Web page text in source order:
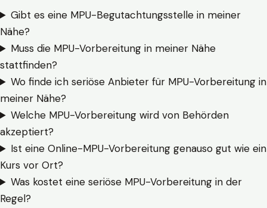
Gibt es eine MPU-Begutachtungsstelle in meiner
Nähe?
Muss die MPU-Vorbereitung in meiner Nähe
stattfinden?
Wo finde ich seriöse Anbieter für MPU-Vorbereitung in
meiner Nähe?
Welche MPU-Vorbereitung wird von Behörden
akzeptiert?
Ist eine Online-MPU-Vorbereitung genauso gut wie ein
Kurs vor Ort?
Was kostet eine seriöse MPU-Vorbereitung in der
Regel?